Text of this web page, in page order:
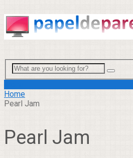
Home
Pearl Jam
Pearl Jam